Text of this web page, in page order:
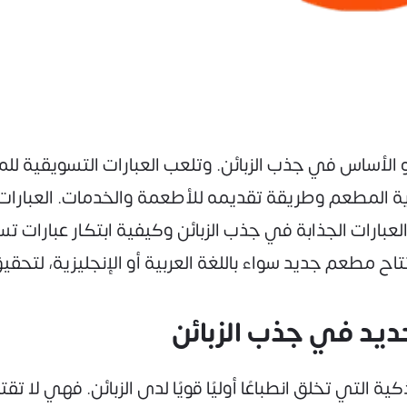
الأساس في جذب الزبائن. وتلعب العبارات
وطريقة تقديمه للأطعمة والخدمات. العبارات
الجذابة في جذب الزبائن وكيفية ابتكار
مطعم جديد سواء باللغة العربية أو الإنجليزية،
في جذب الزبائن
التي تخلق انطباعًا أوليًا قويًا لدى الزبائن. فهي